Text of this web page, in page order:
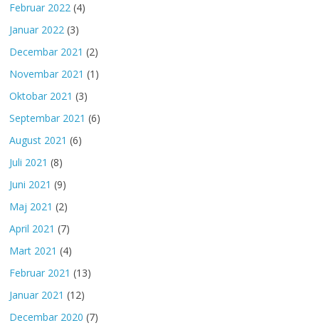
Februar 2022 (4)
Januar 2022 (3)
Decembar 2021 (2)
Novembar 2021 (1)
Oktobar 2021 (3)
Septembar 2021 (6)
August 2021 (6)
Juli 2021 (8)
Juni 2021 (9)
Maj 2021 (2)
April 2021 (7)
Mart 2021 (4)
Februar 2021 (13)
Januar 2021 (12)
Decembar 2020 (7)